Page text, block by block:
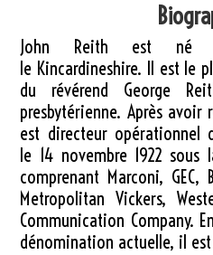
John Reith est né
le Kincardineshire. Il est le
du révérend George
presbytérienne. Après avoir
est directeur opérationnel
le 14 novembre 1922
comprenant Marconi, GEC,
Metropolitan Vickers,
Communication Company.
dénomination actuelle, il